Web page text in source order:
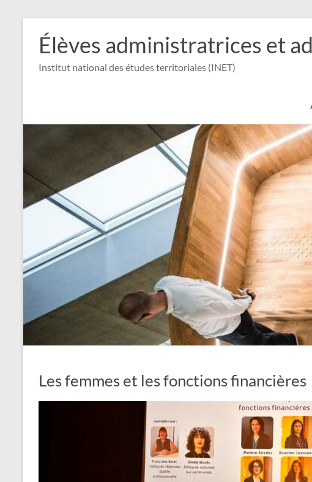
contenuÉlèves administratrices et
Institut national des études territoriales (INET)
Les femmes et les fonctions financières